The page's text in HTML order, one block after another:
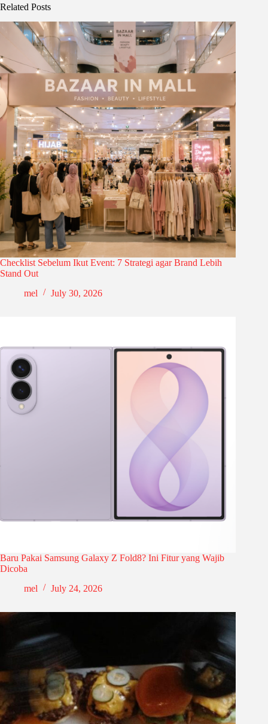
Related Posts
Checklist Sebelum Ikut Event: 7 Strategi agar Brand Lebih
Stand Out
mel
July 30, 2026
Baru Pakai Samsung Galaxy Z Fold8? Ini Fitur yang Wajib
Dicoba
mel
July 24, 2026